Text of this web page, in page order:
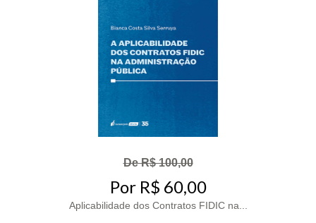
De R$ 100,00
Por R$ 60,00
Aplicabilidade dos Contratos FIDIC na...